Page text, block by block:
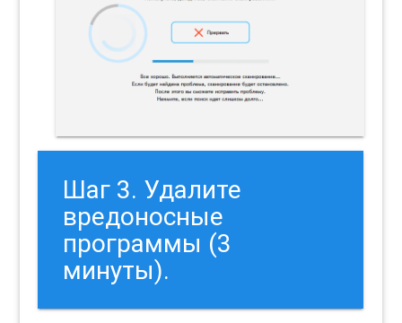
Шаг 3. Удалите
вредоносные
программы (3
минуты).